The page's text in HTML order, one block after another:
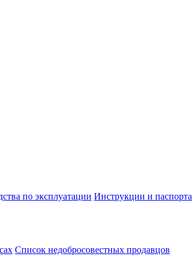
по эксплуатации Инструкции и паспорта
Cписок недобросовестных продавцов